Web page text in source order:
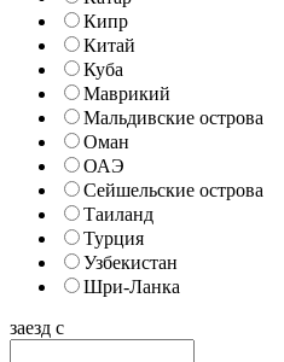
Кипр
Китай
Куба
Маврикий
Мальдивские острова
Оман
ОАЭ
Сейшельские острова
Таиланд
Турция
Узбекистан
Шри-Ланка
заезд с